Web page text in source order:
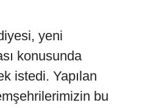
yeni
konusunda
istedi. Yapılan
bu